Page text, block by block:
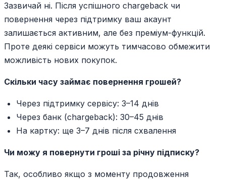
Зазвичай ні. Після успішного chargeback чи
повернення через підтримку ваш акаунт
залишається активним, але без преміум-функцій.
Проте деякі сервіси можуть тимчасово обмежити
можливість нових покупок.
Скільки часу займає повернення грошей?
Через підтримку сервісу: 3–14 днів
Через банк (chargeback): 30–45 днів
На картку: ще 3–7 днів після схвалення
Чи можу я повернути гроші за річну підписку?
Так, особливо якщо з моменту продовження